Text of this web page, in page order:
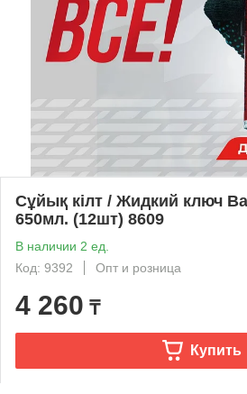
Сұйық кілт / Жидкий ключ
650мл. (12шт) 8609
В наличии 2 ед.
Код: 9392
Опт и розница
4 260 ₸
Купить